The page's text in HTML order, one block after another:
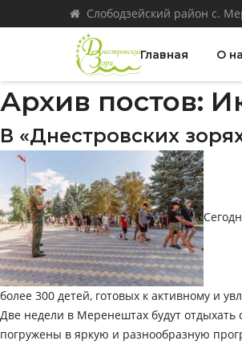
Слободзейский район с.
Главная О
Архив постов:
В «Днестровских
более 300 детей, готовых к активному и
Две недели в Меренештах будут
погружены в яркую и разнообразную